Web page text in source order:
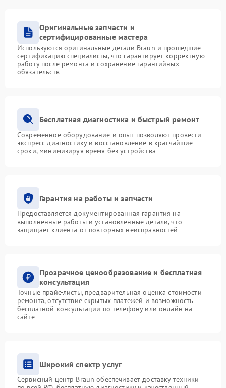
Оригинальные запчасти и
сертифицированные мастера
Используются оригинальные детали Braun и прошедшие
сертификацию специалисты, что гарантирует корректную
работу после ремонта и сохранение гарантийных
обязательств
Бесплатная диагностика и быстрый ремонт
Современное оборудование и опыт позволяют провести
экспресс-диагностику и восстановление в кратчайшие
сроки, минимизируя время без устройства
Гарантия на работы и запчасти
Предоставляется документированная гарантия на
выполненные работы и установленные детали, что
защищает клиента от повторных неисправностей
Прозрачное ценообразование и бесплатная
консультация
Точные прайс-листы, предварительная оценка стоимости
ремонта, отсутствие скрытых платежей и возможность
бесплатной консультации по телефону или онлайн на
сайте
Широкий спектр услуг
Сервисный центр Braun обеспечивает доставку техники